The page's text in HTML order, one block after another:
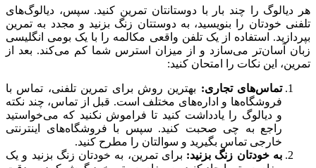
هر دیالوگ را چند بار با دوستانتان تمرین کنید. سپس، دیالوگ‌های
تلفنی خودتان را بنویسید، به دوستتان زنگ بزنید و مجدد به تمرین
بپردازید. استفاده از یک تلفن واقعی مکالمه را با یک بومی انگلیسی
زبان آسان‌تر می‌سازد و از میزان استرس شما کم می‌کند. بعد از
تمرین، این نکات را امتحان کنید:
تماس‌های تجاری: بهترین روش برای تمرین تلفنی، تماس با
فروشگاه‌ها و اداره‌های مختلف است. قبل از تماس، چند نکته
و دیالوگ را یادداشت کنید تا فراموش نکنید که می‌خواستید
راجع به چی صحبت کنید. سپس با فروشگاه‌های اینترنتی
خارجی تماس بگیرید و سوالتان را مطرح کنید.
به خودتان زنگ بزنید: برای تمرین، به خودتان زنگ بزنید و یک